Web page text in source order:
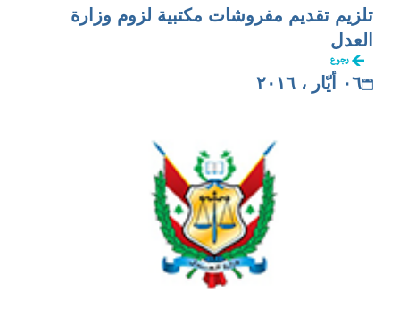
تلزيم تقديم مفروشات مكتبية لزوم وزارة
العدل
رجوع
٠٦ أيّار ، ٢٠١٦